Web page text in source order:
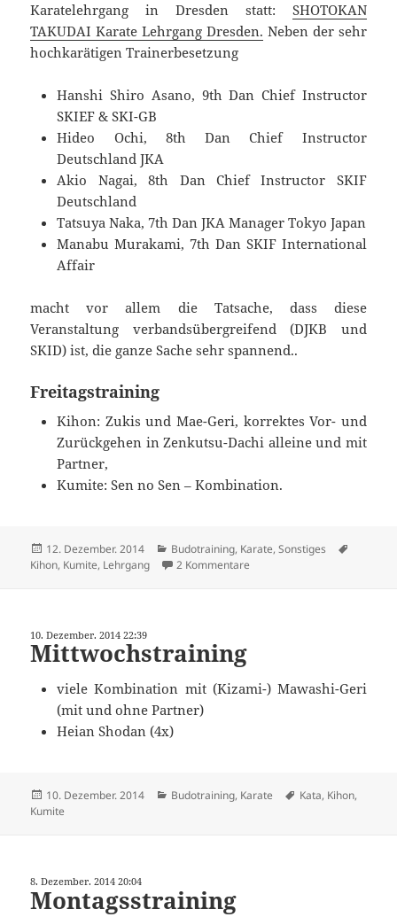
Karatelehrgang in Dresden statt: SHOTOKAN
TAKUDAI Karate Lehrgang Dresden. Neben der sehr
hochkarätigen Trainerbesetzung
Hanshi Shiro Asano, 9th Dan Chief Instructor
SKIEF & SKI-GB
Hideo Ochi, 8th Dan Chief Instructor
Deutschland JKA
Akio Nagai, 8th Dan Chief Instructor SKIF
Deutschland
Tatsuya Naka, 7th Dan JKA Manager Tokyo Japan
Manabu Murakami, 7th Dan SKIF International
Affair
macht vor allem die Tatsache, dass diese
Veranstaltung verbandsübergreifend (DJKB und
SKID) ist, die ganze Sache sehr spannend..
Freitagstraining
Kihon: Zukis und Mae-Geri, korrektes Vor- und
Zurückgehen in Zenkutsu-Dachi alleine und mit
Partner,
Kumite: Sen no Sen – Kombination.
Veröffentlicht
am
12. Dezember. 2014 Kategorien
Budotraining, Karate,Sonstiges
Kihon, Kumite, Lehrgang 2 Kommentare
10. Dezember. 2014 22:39
Mittwochstraining
viele Kombination mit (Kizami-) Mawashi-Geri
(mit und ohne Partner)
Heian Shodan (4x)
Veröffentlicht
am
10. Dezember. 2014 Kategorien
Budotraining, Karate Schlagwörter
Kata, Kihon,
Kumite
8. Dezember. 2014 20:04
Montagsstraining